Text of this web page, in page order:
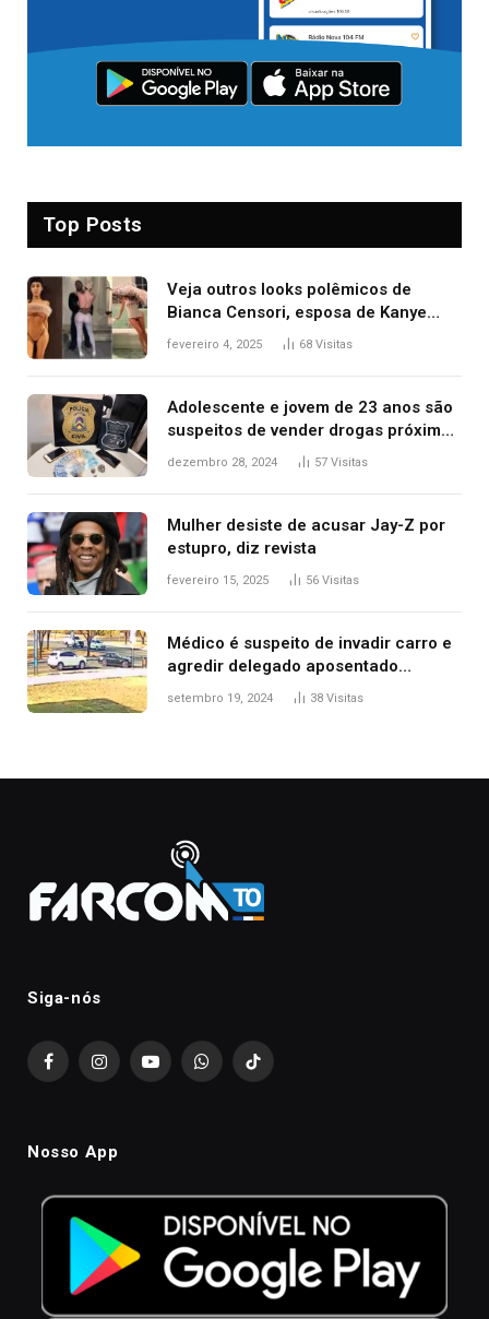
Top Posts
Veja outros looks polêmicos de
Bianca Censori, esposa de Kanye
West que apareceu nua no Grammy
fevereiro 4, 2025 68 Visitas
Adolescente e jovem de 23 anos são
suspeitos de vender drogas próximo
de delegacia e escola, diz polícia
dezembro 28, 2024 57 Visitas
Mulher desiste de acusar Jay-Z por
estupro, diz revista
fevereiro 15, 2025 56 Visitas
Médico é suspeito de invadir carro e
agredir delegado aposentado
durante confusão no trânsito
setembro 19, 2024 38 Visitas
Siga-nós
FacebookInstagramYouTubeWhatsAppTikTok
Nosso App